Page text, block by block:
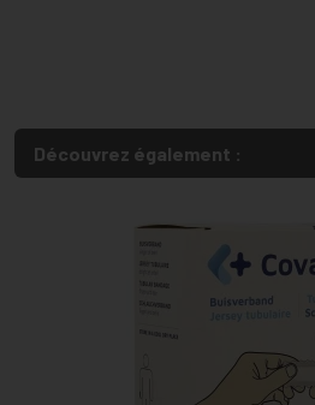
Découvrez également :